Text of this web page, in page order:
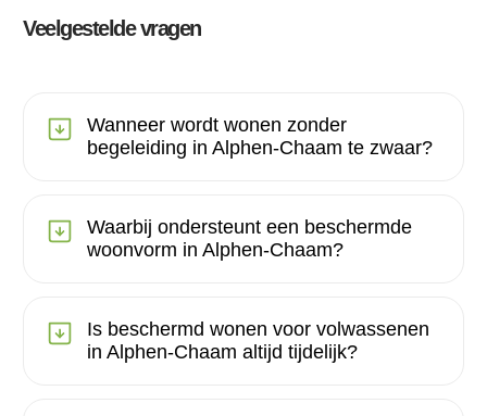
Veelgestelde vragen
Wanneer wordt wonen zonder
begeleiding in Alphen-Chaam te zwaar?
Waarbij ondersteunt een beschermde
woonvorm in Alphen-Chaam?
Is beschermd wonen voor volwassenen
in Alphen-Chaam altijd tijdelijk?